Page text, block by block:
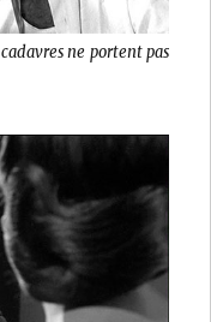
ne portent pas